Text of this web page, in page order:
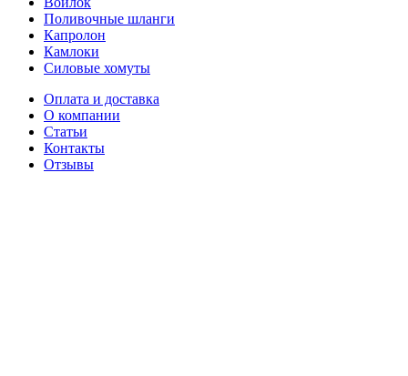
Поливочные шланги
Капролон
Камлоки
Силовые хомуты
Оплата и доставка
О компании
Статьи
Контакты
Отзывы